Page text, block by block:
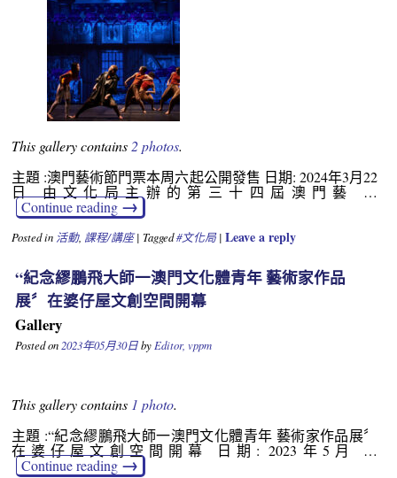
This gallery contains 2 photos.
主題 :澳門藝術節門票本周六起公開發售 日期: 2024年3月22
日 由文化局主辦的第三十四屆澳門藝 …
Continue reading→
Posted in 活動, 課程/講座| Tagged#文化局| Leave a reply
“紀念繆鵬飛大師一澳門文化體青年 藝術家作品
展〞在婆仔屋文創空間開幕
Gallery
Posted on 2023年05月30日by Editor, vppm
This gallery contains 1 photo.
主題 :“紀念繆鵬飛大師一澳門文化體青年 藝術家作品展〞
在婆仔屋文創空間開幕 日期: 2023年5月 …
Continue reading→